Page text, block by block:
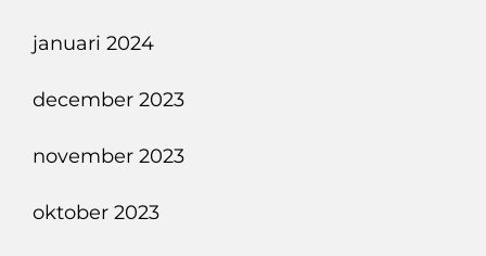
januari 2024
december 2023
november 2023
oktober 2023